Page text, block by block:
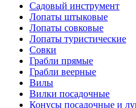
Садовый инструмент
Лопаты штыковые
Лопаты совковые
Лопаты туристические
Совки
Грабли прямые
Грабли веерные
Вилы
Вилки посадочные
Конусы посадочные и